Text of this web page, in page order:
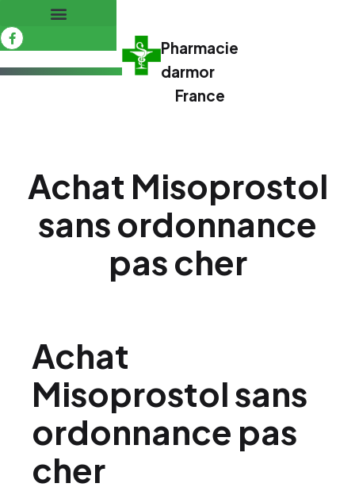
Pharmacie
darmor
France
Achat Misoprostol
sans ordonnance
pas cher
Achat
Misoprostol sans
ordonnance pas
cher